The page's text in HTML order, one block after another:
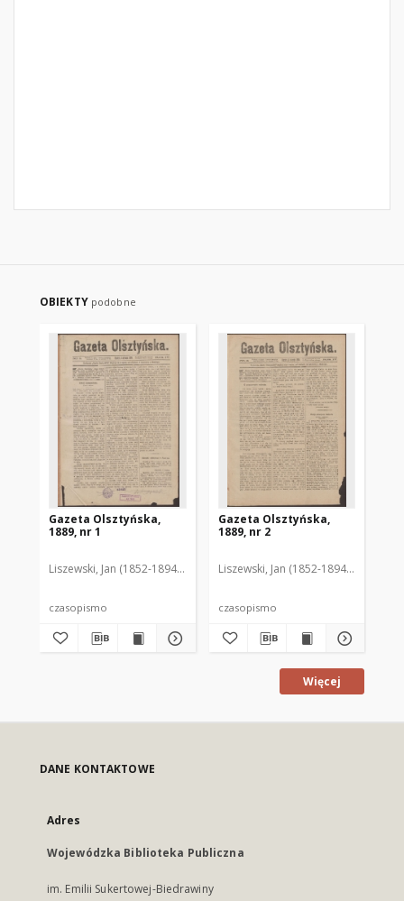
OBIEKTY podobne
Gazeta Olsztyńska,
1889, nr 1
Liszewski, Jan (1852-1894). Red.
czasopismo
Gazeta Olsztyńska,
1889, nr 2
Liszewski, Jan (1852-1894). Red.
czasopismo
Więcej
DANE KONTAKTOWE
Adres
Wojewódzka Biblioteka Publiczna
im. Emilii Sukertowej-Biedrawiny